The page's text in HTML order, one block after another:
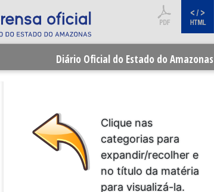
Diário Oficial do Estado do Amazonas
Clique nas
categorias para
expandir/recolher e
no título da matéria
para visualizá-la.